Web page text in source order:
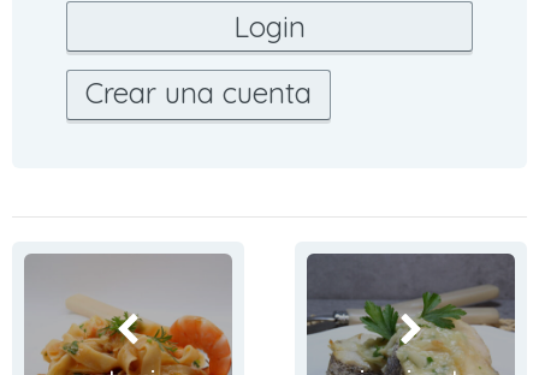
Crear una cuenta